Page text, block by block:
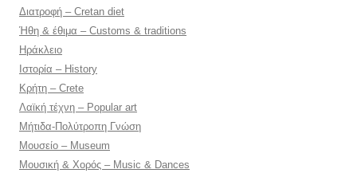
Διατροφή – Cretan diet
Ήθη & έθιμα – Customs & traditions
Ηράκλειο
Ιστορία – History
Κρήτη – Crete
Λαϊκή τέχνη – Popular art
Μήτιδα-Πολύτροπη Γνώση
Μουσείο – Museum
Μουσική & Χορός – Music & Dances